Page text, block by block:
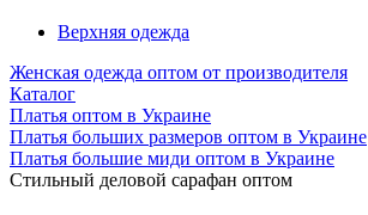
Верхняя одежда
Женская одежда оптом от производителя
Каталог
Платья оптом в Украине
Платья больших размеров оптом в Украине
Платья большие миди оптом в Украине
Стильный деловой сарафан оптом